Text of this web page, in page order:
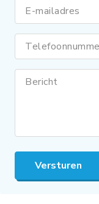
E-mailadres
Bericht
Versturen